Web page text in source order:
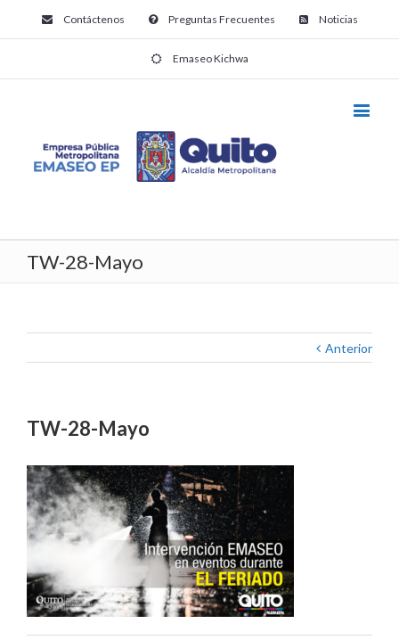
Contáctenos Preguntas Frecuentes Noticias
Emaseo Kichwa
TW-28-Mayo
Anterior
TW-28-Mayo